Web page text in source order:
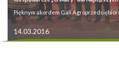
Pięknym akordem Gali
14.03.2016